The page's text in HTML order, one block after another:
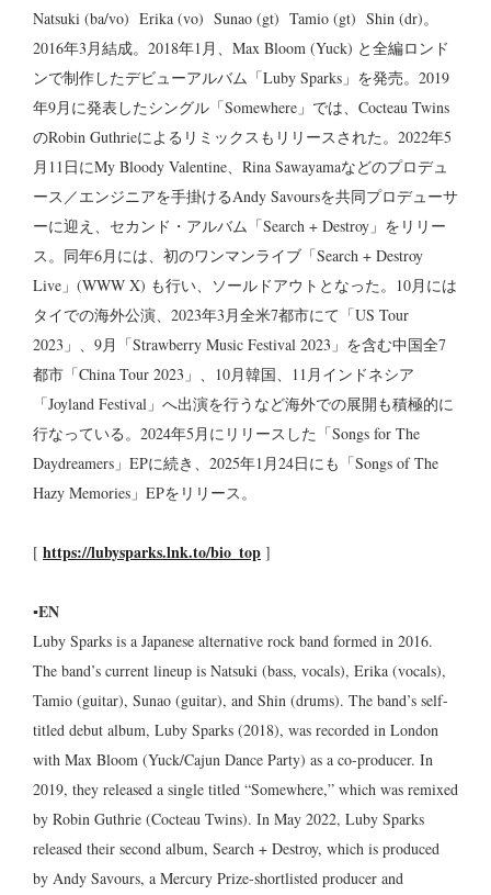
Natsuki (ba/vo) Erika (vo) Sunao (gt) Tamio (gt) Shin (dr)。
2016年3月結成。2018年1月、Max Bloom (Yuck) と全編ロンド
ンで制作したデビューアルバム「Luby Sparks」を発売。2019
年9月に発表したシングル「Somewhere」では、Cocteau Twins
のRobin Guthrieによるリミックスもリリースされた。2022年5
月11日にMy Bloody Valentine、Rina Sawayamaなどのプロデュ
ース／エンジニアを手掛けるAndy Savoursを共同プロデューサ
ーに迎え、セカンド・アルバム「Search + Destroy」をリリー
ス。同年6月には、初のワンマンライブ「Search + Destroy
Live」(WWW X) も行い、ソールドアウトとなった。10月には
タイでの海外公演、2023年3月全米7都市にて「US Tour
2023」、9月「Strawberry Music Festival 2023」を含む中国全7
都市「China Tour 2023」、10月韓国、11月インドネシア
「Joyland Festival」へ出演を行うなど海外での展開も積極的に
行なっている。2024年5月にリリースした「Songs for The
Daydreamers」EPに続き、2025年1月24日にも「Songs of The
Hazy Memories」EPをリリース。
[ https://lubysparks.lnk.to/bio_top ]
▪︎EN
Luby Sparks is a Japanese alternative rock band formed in 2016.
The band’s current lineup is Natsuki (bass, vocals), Erika (vocals),
Tamio (guitar), Sunao (guitar), and Shin (drums). The band’s self-
titled debut album, Luby Sparks (2018), was recorded in London
with Max Bloom (Yuck/Cajun Dance Party) as a co-producer. In
2019, they released a single titled “Somewhere,” which was remixed
by Robin Guthrie (Cocteau Twins). In May 2022, Luby Sparks
released their second album, Search + Destroy, which is produced
by Andy Savours, a Mercury Prize-shortlisted producer and